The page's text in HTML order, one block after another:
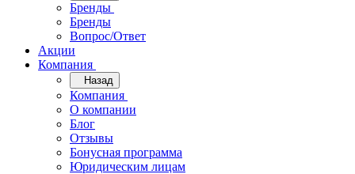
Бренды
Бренды
Вопрос/Ответ
Акции
Компания
Назад
Компания
О компании
Блог
Отзывы
Бонусная программа
Юридическим лицам